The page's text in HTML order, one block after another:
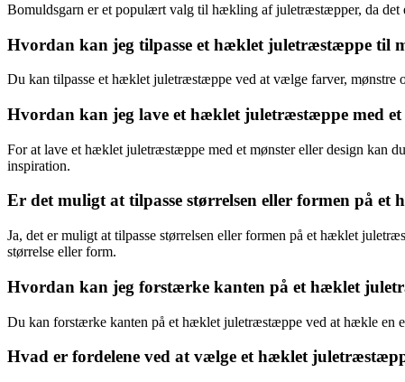
Bomuldsgarn er et populært valg til hækling af juletræstæpper, da det
Hvordan kan jeg tilpasse et hæklet juletræstæppe til
Du kan tilpasse et hæklet juletræstæppe ved at vælge farver, mønstre
Hvordan kan jeg lave et hæklet juletræstæppe med et
For at lave et hæklet juletræstæppe med et mønster eller design kan
inspiration.
Er det muligt at tilpasse størrelsen eller formen på
Ja, det er muligt at tilpasse størrelsen eller formen på et hæklet
størrelse eller form.
Hvordan kan jeg forstærke kanten på et hæklet
Du kan forstærke kanten på et hæklet juletræstæppe ved at hækle en
Hvad er fordelene ved at vælge et hæklet